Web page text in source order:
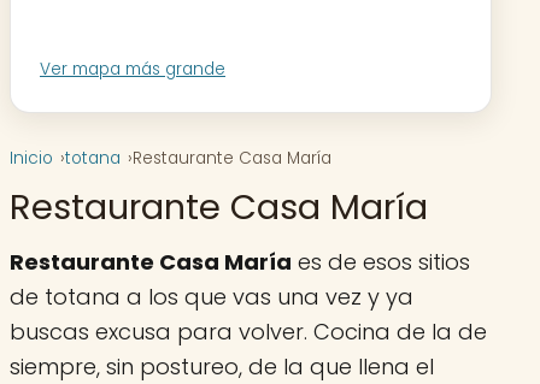
Ver mapa más grande
Inicio totana Restaurante Casa María
Restaurante Casa María
Restaurante Casa María es de esos sitios
de totana a los que vas una vez y ya
buscas excusa para volver. Cocina de la de
siempre, sin postureo, de la que llena el